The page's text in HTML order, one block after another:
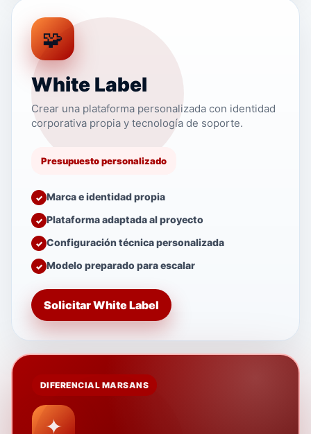
🧩
White Label
Crear una plataforma personalizada con identidad
corporativa propia y tecnología de soporte.
Presupuesto personalizado
Marca e identidad propia
Plataforma adaptada al proyecto
Configuración técnica personalizada
Modelo preparado para escalar
Solicitar White Label
DIFERENCIAL MARSANS
✦